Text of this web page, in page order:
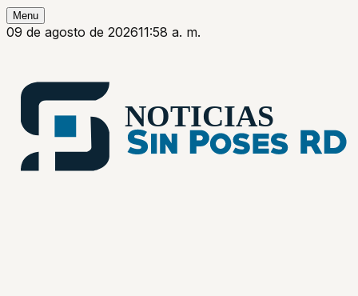
Menu
09 de agosto de 202611:58 a. m.